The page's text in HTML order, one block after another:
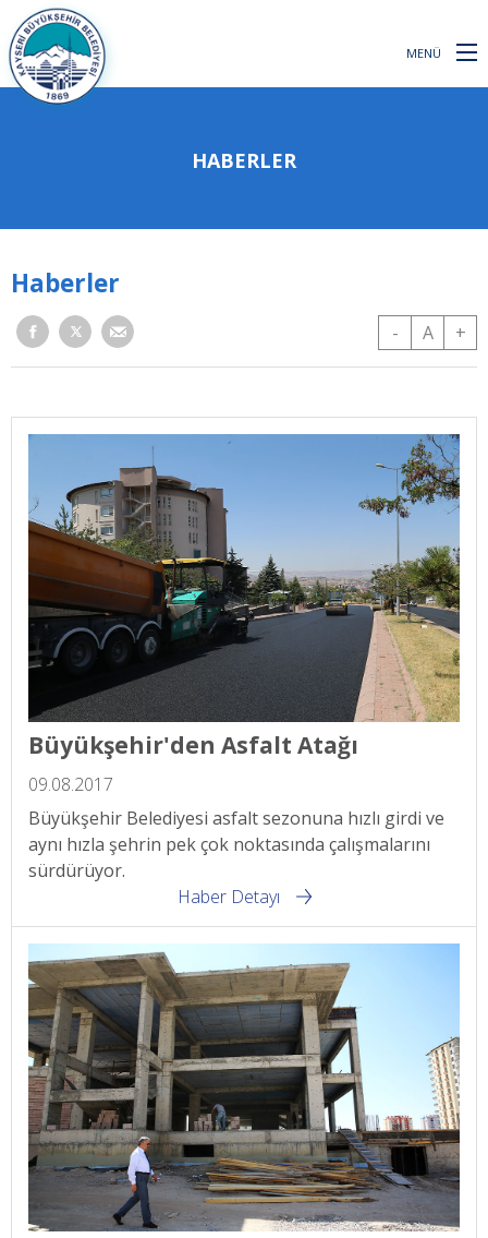
MENÜ
HABERLER
Haberler
- A +
Büyükşehir'den Asfalt Atağı
09.08.2017
Büyükşehir Belediyesi asfalt sezonuna hızlı girdi ve
aynı hızla şehrin pek çok noktasında çalışmalarını
sürdürüyor.
Haber Detayı